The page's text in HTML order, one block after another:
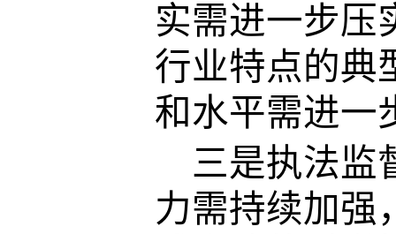
实需进一步压
行业特点的典
和水平需进一
三是执法监
力需持续加强